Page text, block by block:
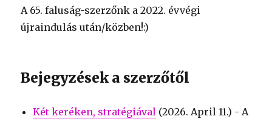
A 65. faluság-szerzőnk a 2022. évvégi
újraindulás után/közben!:)
Bejegyzések a szerzőtől
Két keréken, stratégiával (2026. April 11.) - A